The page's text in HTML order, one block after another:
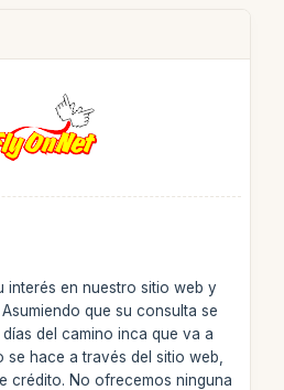
interés en nuestro sitio web y
que su consulta se
del camino inca que va a
se hace a través del sitio web,
crédito. No ofrecemos ninguna